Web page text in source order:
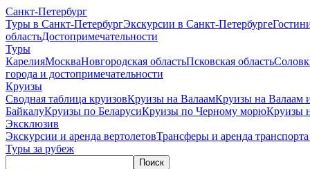
Санкт-Петербург
Туры в Санкт-ПетербургЭкскурсии в Санкт-Петербурге
областьДостопримечательности
Туры
КарелияМоскваНовгородская областьПсковская область
города и достопримечательности
Круизы
Сводная таблица круизовКруизы на ВалаамКруизы на Валаам
БайкалуКруизы по БеларусиКруизы по Черному морюКруизы
Эксклюзив
Экскурсии и аренда вертолетовТрансферы и аренда транспорта
Туры за рубеж